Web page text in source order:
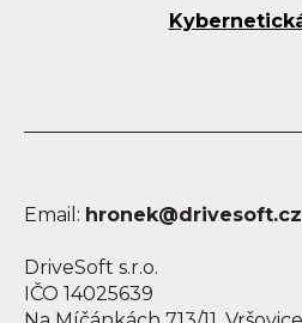
Email: hronek@drivesoft.cz
DriveSoft s.r.o.
IČO 14025639